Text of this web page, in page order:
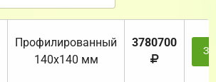
Профилированный
140х140 мм
3780700